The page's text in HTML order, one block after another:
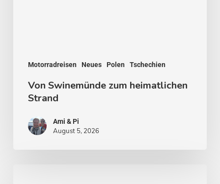
Motorradreisen Neues Polen Tschechien
Von Swinemünde zum heimatlichen
Strand
Ami & Pi
August 5, 2026